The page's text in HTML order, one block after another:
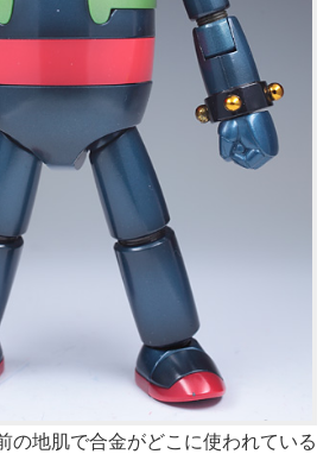
の地肌で合金がどこに使われている